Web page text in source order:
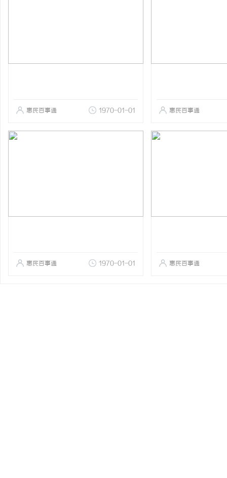
惠民百事通 1970-01-01 惠民百事通
惠民百事通 1970-01-01 惠民百事通